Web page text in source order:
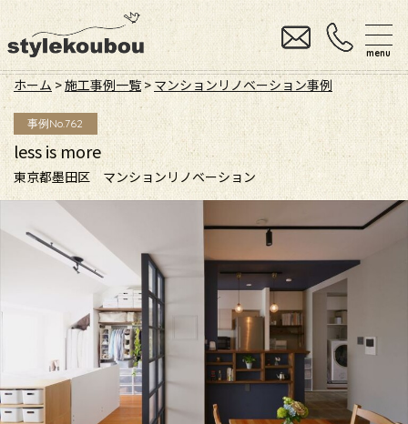
menu
ホーム >施工事例一覧> マンションリノベーション事例
事例No.762
less is more
東京都墨田区 マンションリノベーション